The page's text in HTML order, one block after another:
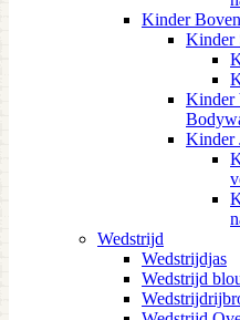
Kinder
Kinder
Kinder
Kinder
Wedstrijd
Wedstrijdjas
Wedstrijd